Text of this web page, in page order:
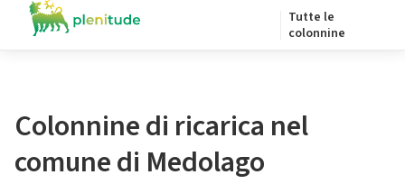
Tutte le
colonnine
Colonnine di ricarica nel
comune di Medolago